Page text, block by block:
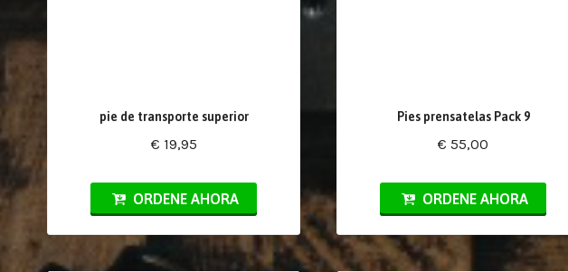
pie de transporte superior
€ 19,95
ORDENE AHORA
Pies prensatelas Pack 9
€ 55,00
ORDENE AHORA